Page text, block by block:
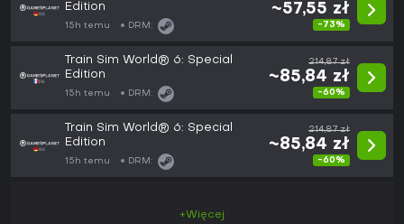
Edition
15h temu DRM:
~57,55 zł
-73%
Train Sim World® 6: Special
Edition
15h temu DRM:
214,87 zł
~85,84 zł
-60%
Train Sim World® 6: Special
Edition
15h temu DRM:
214,87 zł
~85,84 zł
-60%
+Więcej